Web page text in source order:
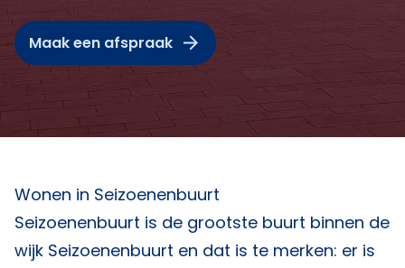
Maak een afspraak
Wonen in Seizoenenbuurt
Seizoenenbuurt is de grootste buurt binnen de
wijk Seizoenenbuurt en dat is te merken: er is